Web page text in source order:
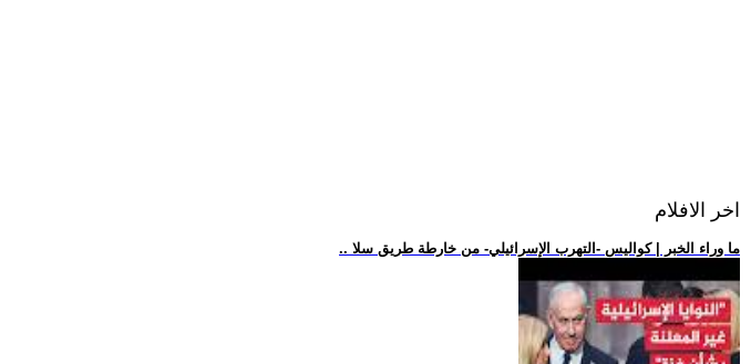
اخر الافلام
.. ما وراء الخبر | كواليس -التهرب الإسرائيلي- من خارطة طريق سلا